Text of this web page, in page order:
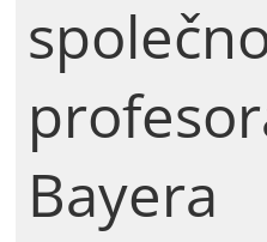
Bayera